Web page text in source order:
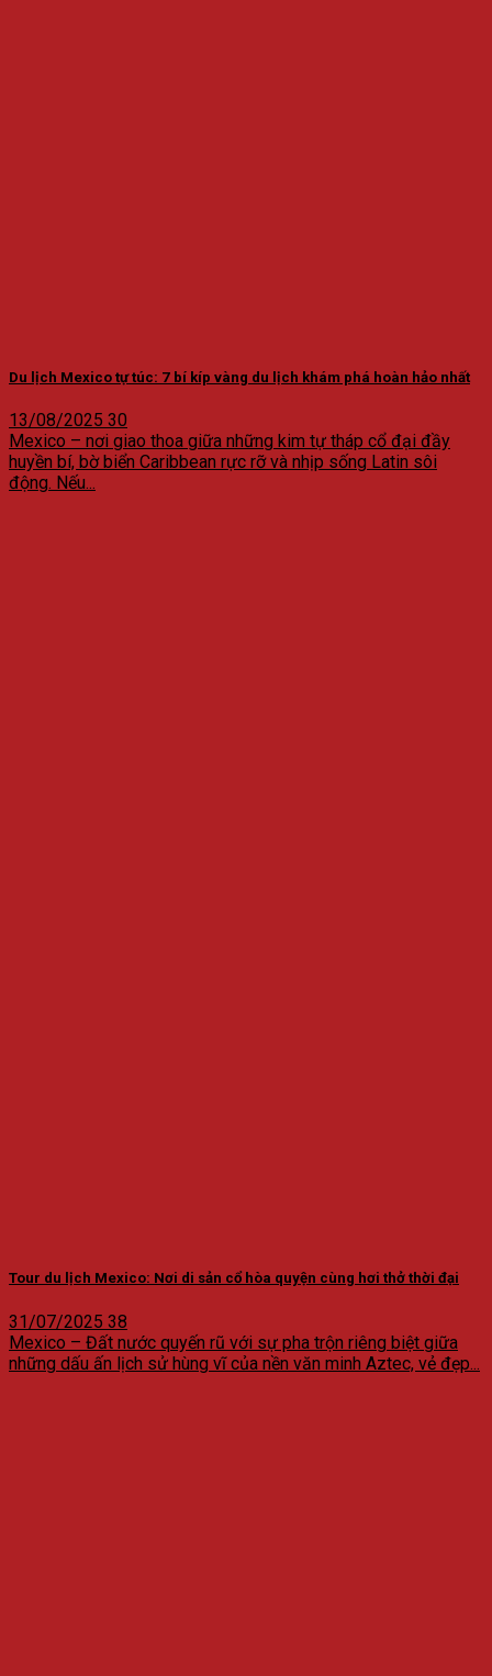
Du lịch Mexico tự túc: 7 bí kíp vàng du lịch khám phá hoàn hảo nhất
13/08/2025 30
Mexico – nơi giao thoa giữa những kim tự tháp cổ đại đầy
huyền bí, bờ biển Caribbean rực rỡ và nhịp sống Latin sôi
động. Nếu...
Tour du lịch Mexico: Nơi di sản cổ hòa quyện cùng hơi thở thời đại
31/07/2025 38
Mexico – Đất nước quyến rũ với sự pha trộn riêng biệt giữa
những dấu ấn lịch sử hùng vĩ của nền văn minh Aztec, vẻ đẹp...